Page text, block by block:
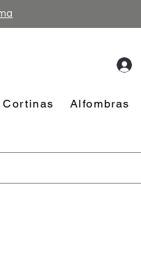
Cortinas Alfombras